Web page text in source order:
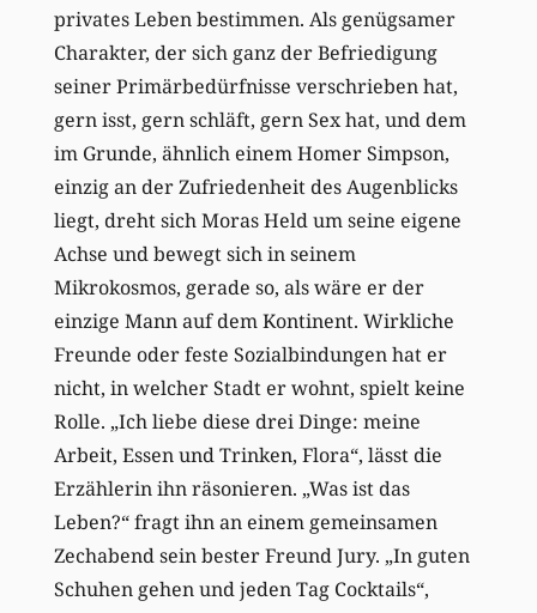
privates Leben bestimmen. Als genügsamer
Charakter, der sich ganz der Befriedigung
seiner Primärbedürfnisse verschrieben hat,
gern isst, gern schläft, gern Sex hat, und dem
im Grunde, ähnlich einem Homer Simpson,
einzig an der Zufriedenheit des Augenblicks
liegt, dreht sich Moras Held um seine eigene
Achse und bewegt sich in seinem
Mikrokosmos, gerade so, als wäre er der
einzige Mann auf dem Kontinent. Wirkliche
Freunde oder feste Sozialbindungen hat er
nicht, in welcher Stadt er wohnt, spielt keine
Rolle. „Ich liebe diese drei Dinge: meine
Arbeit, Essen und Trinken, Flora“, lässt die
Erzählerin ihn räsonieren. „Was ist das
Leben?“ fragt ihn an einem gemeinsamen
Zechabend sein bester Freund Jury. „In guten
Schuhen gehen und jeden Tag Cocktails“,